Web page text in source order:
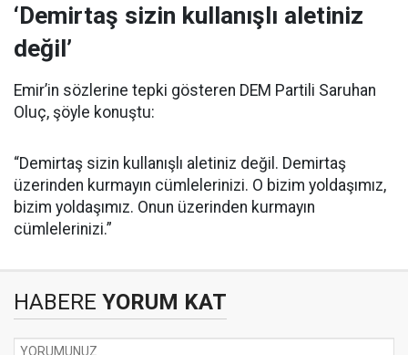
‘Demirtaş sizin kullanışlı aletiniz
değil’
Emir’in sözlerine tepki gösteren DEM Partili Saruhan
Oluç, şöyle konuştu:
“Demirtaş sizin kullanışlı aletiniz değil. Demirtaş
üzerinden kurmayın cümlelerinizi. O bizim yoldaşımız,
bizim yoldaşımız. Onun üzerinden kurmayın
cümlelerinizi.”
HABERE YORUM KAT